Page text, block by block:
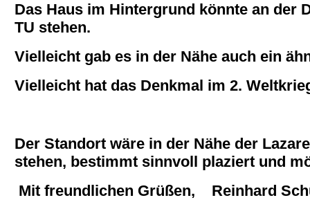
Das Haus im Hintergrund könnte an der
TU stehen.
Vielleicht gab es in der Nähe auch ein
Vielleicht hat das Denkmal im 2.
Der Standort wäre in der Nähe der
stehen, bestimmt sinnvoll plaziert und
Mit freundlichen Grüßen, Reinhard